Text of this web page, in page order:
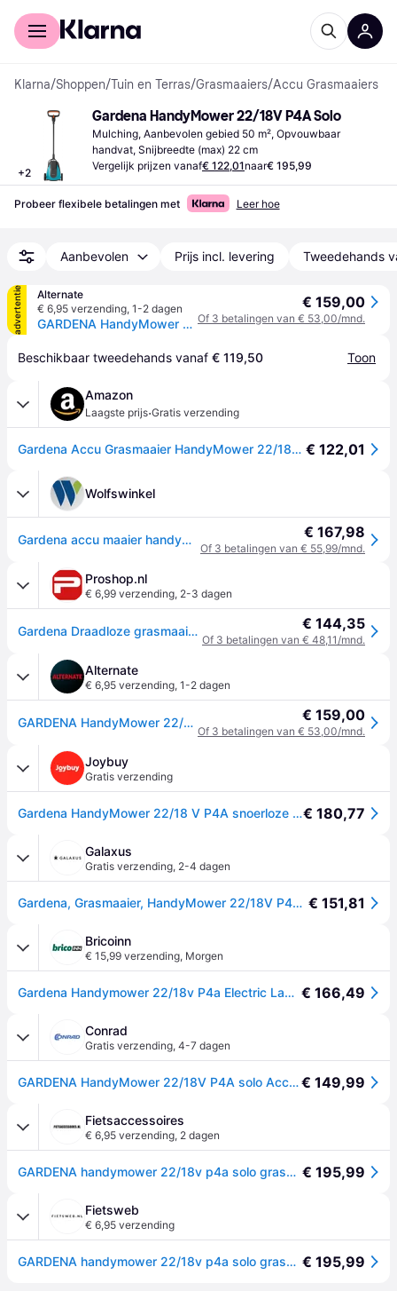
Voor shoppers
Klarna/Shoppen/Tuin en Terras/Grasmaaiers/Accu Grasmaaiers
+2
Gardena HandyMower 22/18V P4A Solo
Mulching, Aanbevolen gebied 50 m², Opvouwbaar
handvat, Snijbreedte (max) 22 cm
Vergelijk prijzen vanaf€ 122,01naar€ 195,99
Probeer flexibele betalingen met Leer hoe
Aanbevolen Prijs incl. levering Tweedehands
advertentie
Alternate
€ 6,95 verzending, 1-2 dagen
GARDENA HandyMower 22/18V P4A solo grasmaaier
€ 159,00
Of 3 betalingen van € 53,00/mnd.
Beschikbaar tweedehands vanaf € 119,50 Toon
Amazon
Laagste prijs·Gratis verzending
Gardena Accu Grasmaaier HandyMower 22/18V P4A Solo: Klein, Lichtgewicht, Mulchmes, Gazons tot 50 m², Snoerloos (14620-55) € 122,01
Wolfswinkel
Gardena accu maaier handymower solo € 167,98
Of 3 betalingen van € 55,99/mnd.
Proshop.nl
€ 6,99 verzending, 2-3 dagen
Gardena Draadloze grasmaaier Batterij Lawnmower HandyMower 22/18V P4A solo € 144,35
Of 3 betalingen van € 48,11/mnd.
Alternate
€ 6,95 verzending, 1-2 dagen
GARDENA HandyMower 22/18V P4A solo grasmaaier € 159,00
Of 3 betalingen van € 53,00/mnd.
Joybuy
Gratis verzending
Gardena HandyMower 22/18 V P4A snoerloze handmaaier€ 180,77
Galaxus
Gratis verzending, 2-4 dagen
Gardena, Grasmaaier, HandyMower 22/18V P4A (Oplaadbare batterij) € 151,81
Bricoinn
€ 15,99 verzending, Morgen
Gardena Handymower 22/18v P4a Electric Lawn Mower Without Battery Zilver One Size / EU Plug 220V € 166,49
Conrad
Gratis verzending, 4-7 dagen
GARDENA HandyMower 22/18V P4A solo Accu-grasmaaier Accu Mulchfunctie, Zonder accu, Instelbare maaihoogte 18 V Snijbreedte max. 22 cm€ 149,99
Fietsaccessoires
€ 6,95 verzending, 2 dagen
GARDENA handymower 22/18v p4a solo grasmaaier (grijs/turquoise, 14620-55, accu niet inbegrepen) € 195,99
Fietsweb
€ 6,95 verzending
GARDENA handymower 22/18v p4a solo grasmaaier (grijs/turquoise, 14620-55, accu niet inbegrepen) € 195,99